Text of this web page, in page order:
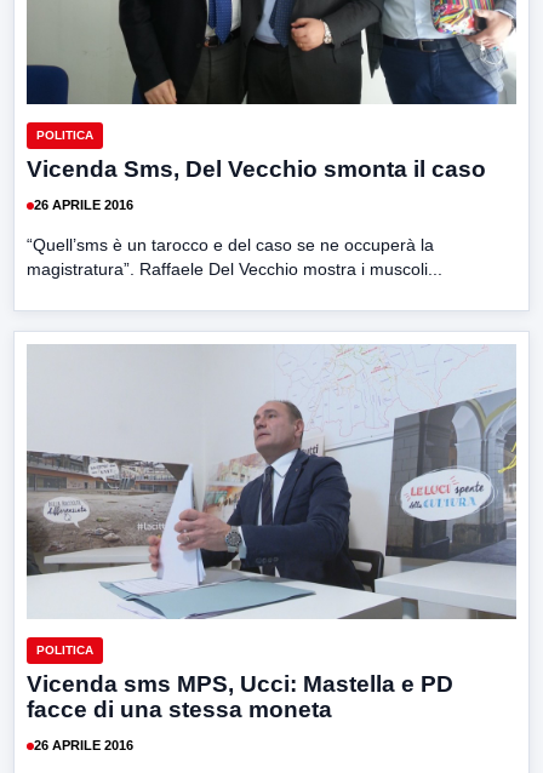
POLITICA
Vicenda Sms, Del Vecchio smonta il caso
26 APRILE 2016
“Quell’sms è un tarocco e del caso se ne occuperà la
magistratura”. Raffaele Del Vecchio mostra i muscoli...
POLITICA
Vicenda sms MPS, Ucci: Mastella e PD
facce di una stessa moneta
26 APRILE 2016